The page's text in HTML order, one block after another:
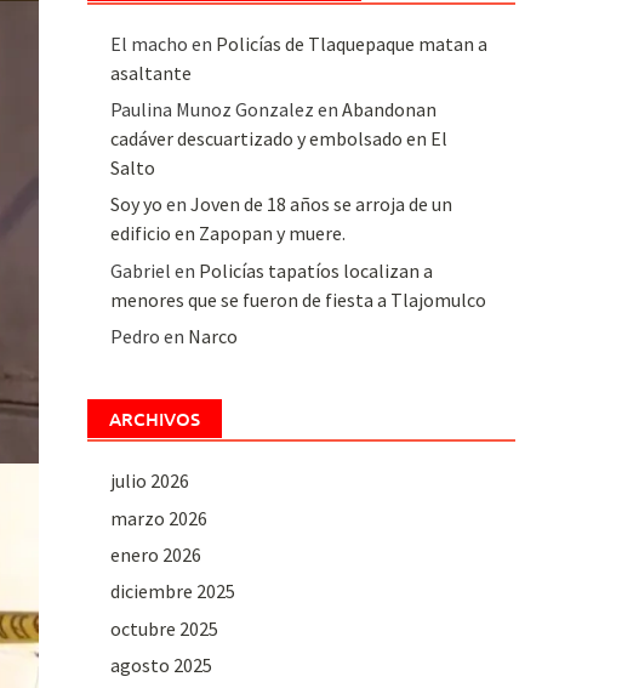
El macho en Policías de Tlaquepaque matan a
asaltante
Paulina Munoz Gonzalez en Abandonan
cadáver descuartizado y embolsado en El
Salto
Soy yo en Joven de 18 años se arroja de un
edificio en Zapopan y muere.
Gabriel en Policías tapatíos localizan a
menores que se fueron de fiesta a Tlajomulco
Pedro en Narco
ARCHIVOS
julio 2026
marzo 2026
enero 2026
diciembre 2025
octubre 2025
agosto 2025